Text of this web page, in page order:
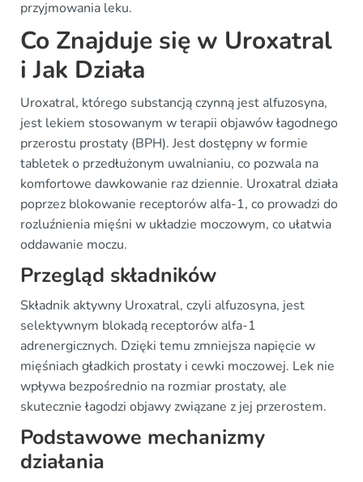
przyjmowania leku.
Co Znajduje się w Uroxatral
i Jak Działa
Uroxatral, którego substancją czynną jest alfuzosyna,
jest lekiem stosowanym w terapii objawów łagodnego
przerostu prostaty (BPH). Jest dostępny w formie
tabletek o przedłużonym uwalnianiu, co pozwala na
komfortowe dawkowanie raz dziennie. Uroxatral działa
poprzez blokowanie receptorów alfa-1, co prowadzi do
rozluźnienia mięśni w układzie moczowym, co ułatwia
oddawanie moczu.
Przegląd składników
Składnik aktywny Uroxatral, czyli alfuzosyna, jest
selektywnym blokadą receptorów alfa-1
adrenergicznych. Dzięki temu zmniejsza napięcie w
mięśniach gładkich prostaty i cewki moczowej. Lek nie
wpływa bezpośrednio na rozmiar prostaty, ale
skutecznie łagodzi objawy związane z jej przerostem.
Podstawowe mechanizmy
działania